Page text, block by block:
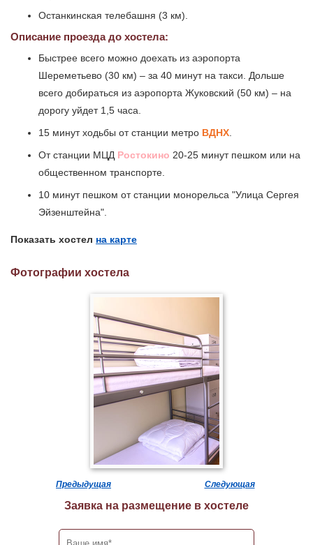
Останкинская телебашня (3 км).
Описание проезда до хостела:
Быстрее всего можно доехать из аэропорта
Шереметьево (30 км) – за 40 минут на такси. Дольше
всего добираться из аэропорта Жуковский (50 км) – на
дорогу уйдет 1,5 часа.
15 минут ходьбы от станции метро ВДНХ.
От станции МЦД Ростокино 20-25 минут пешком или на
общественном транспорте.
10 минут пешком от станции монорельса "Улица Сергея
Эйзенштейна".
Показать хостел на карте
Фотографии хостела
Предыдущая Следующая
Заявка на размещение в хостеле